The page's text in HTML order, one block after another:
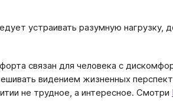
устраивать разумную нагрузку,
связан для человека с
видением жизненных
не трудное, а интересное. Смотри